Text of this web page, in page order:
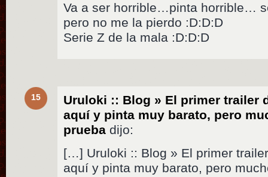
Va a ser horrible…pinta horrible…
pero no me la pierdo :D:D:D
Serie Z de la mala :D:D:D
15
Uruloki :: Blog » El primer trailer
aquí y pinta muy barato, pero
prueba dijo:
[…] Uruloki :: Blog » El primer
aquí y pinta muy barato, pero